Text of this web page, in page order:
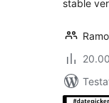
stable